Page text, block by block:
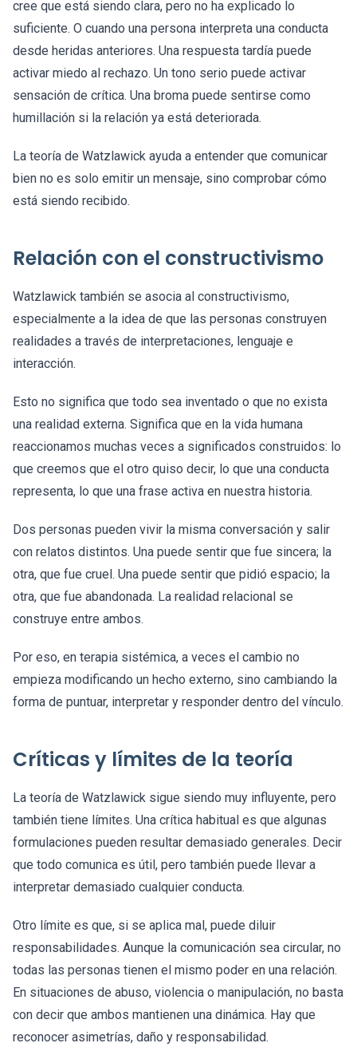
cree que está siendo clara, pero no ha explicado lo
suficiente. O cuando una persona interpreta una conducta
desde heridas anteriores. Una respuesta tardía puede
activar miedo al rechazo. Un tono serio puede activar
sensación de crítica. Una broma puede sentirse como
humillación si la relación ya está deteriorada.
La teoría de Watzlawick ayuda a entender que comunicar
bien no es solo emitir un mensaje, sino comprobar cómo
está siendo recibido.
Relación con el constructivismo
Watzlawick también se asocia al constructivismo,
especialmente a la idea de que las personas construyen
realidades a través de interpretaciones, lenguaje e
interacción.
Esto no significa que todo sea inventado o que no exista
una realidad externa. Significa que en la vida humana
reaccionamos muchas veces a significados construidos: lo
que creemos que el otro quiso decir, lo que una conducta
representa, lo que una frase activa en nuestra historia.
Dos personas pueden vivir la misma conversación y salir
con relatos distintos. Una puede sentir que fue sincera; la
otra, que fue cruel. Una puede sentir que pidió espacio; la
otra, que fue abandonada. La realidad relacional se
construye entre ambos.
Por eso, en terapia sistémica, a veces el cambio no
empieza modificando un hecho externo, sino cambiando la
forma de puntuar, interpretar y responder dentro del vínculo.
Críticas y límites de la teoría
La teoría de Watzlawick sigue siendo muy influyente, pero
también tiene límites. Una crítica habitual es que algunas
formulaciones pueden resultar demasiado generales. Decir
que todo comunica es útil, pero también puede llevar a
interpretar demasiado cualquier conducta.
Otro límite es que, si se aplica mal, puede diluir
responsabilidades. Aunque la comunicación sea circular, no
todas las personas tienen el mismo poder en una relación.
En situaciones de abuso, violencia o manipulación, no basta
con decir que ambos mantienen una dinámica. Hay que
reconocer asimetrías, daño y responsabilidad.